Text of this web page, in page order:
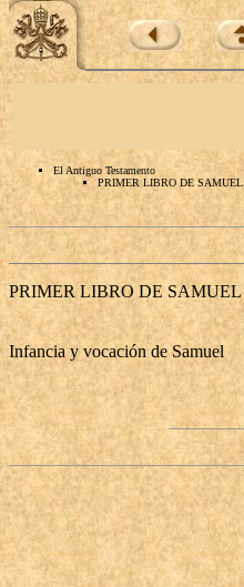
El Antiguo Testamento
PRIMER LIBRO DE SAMUEL
PRIMER LIBRO DE SAMUEL
Infancia y vocación de Samuel